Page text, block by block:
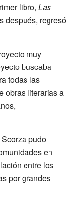
libro, Las
después, regresó
muy
buscaba
todas las
obras literarias a
pudo
en
entre los
por grandes